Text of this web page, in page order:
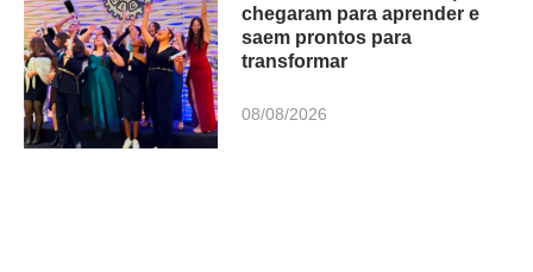
chegaram para aprender e
saem prontos para
transformar
08/08/2026